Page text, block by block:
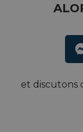
et discutons